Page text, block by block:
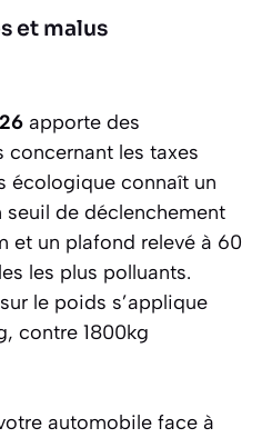
et malus
apporte des
concernant les taxes
écologique connaît un
de déclenchement
et un plafond relevé à 60
les plus polluants.
le poids s’applique
contre 1800kg
automobile face à